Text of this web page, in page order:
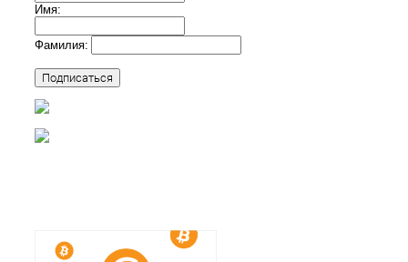
Имя:
Фамилия: